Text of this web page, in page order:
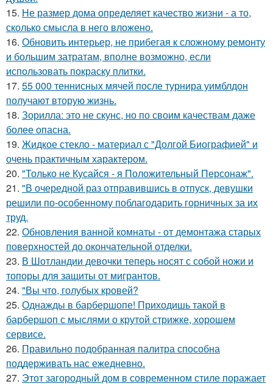
15. Не размер дома определяет качество жизни - а то,
сколько смысла в него вложено.
16. Обновить интерьер, не прибегая к сложному ремонту
и большим затратам, вполне возможно, если
использовать покраску плитки.
17. 55 000 теннисных мячей после турнира уимблдон
получают вторую жизнь.
18. Зорилла: это не скунс, но по своим качествам даже
более опасна.
19. Жидкое стекло - материал с "Долгой Биографией" и
очень практичным характером.
20. "Только не Кусайся - я Положительный Персонаж".
21. "В очередной раз отправившись в отпуск, девушки
решили по-особенному поблагодарить горничных за их
труд.
22. Обновления ванной комнаты - от демонтажа старых
поверхностей до окончательной отделки.
23. В Шотландии девочки теперь носят с собой ножи и
топоры для защиты от мигрантов.
24. "Вы что, голубых кровей?
25. Однажды в барбершопе! Приходишь такой в
барбершоп с мыслями о крутой стрижке, хорошем
сервисе.
26. Правильно подобранная палитра способна
поддерживать нас ежедневно.
27. Этот загородный дом в современном стиле поражает